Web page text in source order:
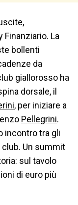
Finanziario. La
bollenti
da
giallorosso ha
dorsale, il
, per iniziare a
Pellegrini.
incontro tra gli
Un summit
sul tavolo
di euro più